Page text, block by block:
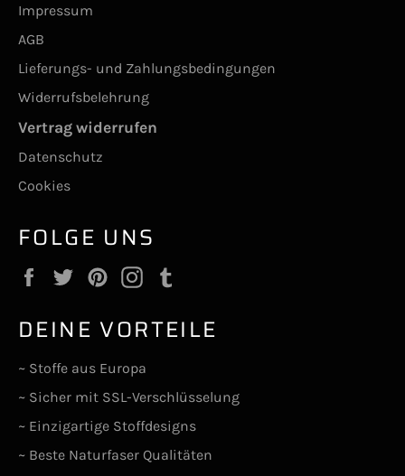
Impressum
AGB
Lieferungs- und Zahlungsbedingungen
Widerrufsbelehrung
Vertrag widerrufen
Datenschutz
Cookies
FOLGE UNS
FacebookTwitterPinterestInstagram
DEINE VORTEILE
~ Stoffe aus Europa
~ Sicher mit SSL-Verschlüsselung
~ Einzigartige Stoffdesigns
~ Beste Naturfaser Qualitäten